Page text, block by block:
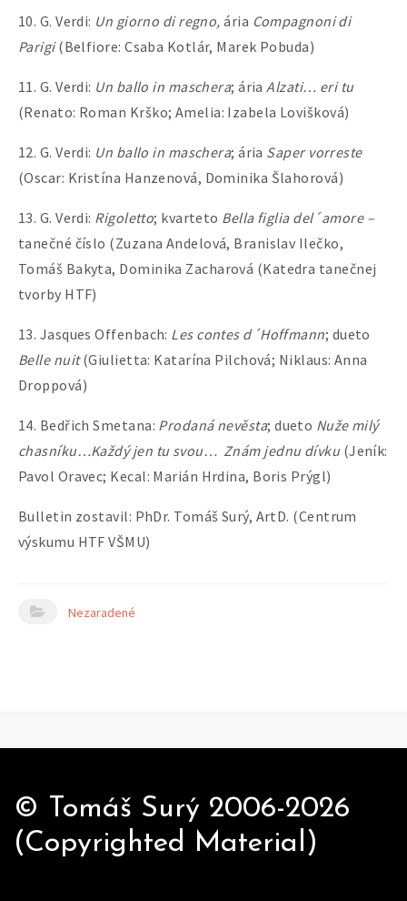
10. G. Verdi: Un giorno di regno, ária Compagnoni di
Parigi(Belfiore: Csaba Kotlár, Marek Pobuda)
11. G. Verdi: Un ballo in maschera; áriaAlzati… eri tu
(Renato: Roman Krško; Amelia: Izabela Lovišková)
12. G. Verdi: Un ballo in maschera; ária Saper vorreste
(Oscar: Kristína Hanzenová, Dominika Šlahorová)
13. G. Verdi: Rigoletto; kvarteto Bella figlia del´amore –
tanečné číslo (Zuzana Andelová, Branislav Ilečko,
Tomáš Bakyta, Dominika Zacharová (Katedra tanečnej
tvorby HTF)
13. Jasques Offenbach: Les contes d´Hoffmann; dueto
Belle nuit(Giulietta: Katarína Pilchová; Niklaus: Anna
Droppová)
14. Bedřich Smetana: Prodaná nevěsta; dueto Nuže milý
chasníku…Každý jen tu svou… Znám jednu dívku(Jeník:
Pavol Oravec; Kecal: Marián Hrdina, Boris Prýgl)
Bulletin zostavil: PhDr. Tomáš Surý, ArtD. (Centrum
výskumu HTF VŠMU)
Nezaradené
© Tomáš Surý 2006-2026
(Copyrighted Material)